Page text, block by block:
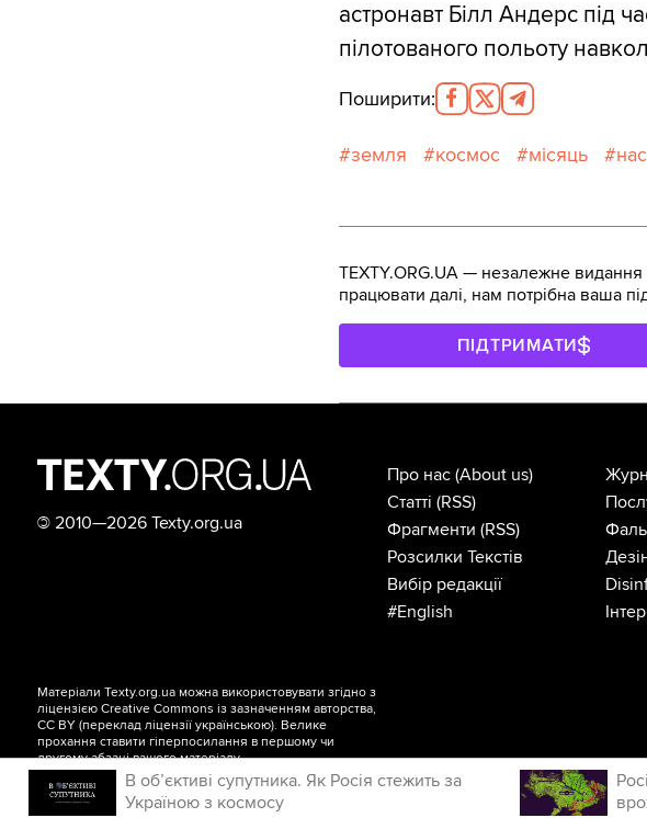
астронавт Білл Андерс під
пілотованого польоту
Поширити:
земля космос місяць
TEXTY.ORG.UA — незалежне
працювати далі, нам потрібна ваша
ПІДТРИМАТИ
В об’єктиві супутника. Як Росія стежить за
Україною з космосу
© 2010—2026 Texty.org.ua
Про нас (About us)
Статті (RSS)
Фрагменти (RSS)
Розсилки Текстів
Вибір редакції
#English
Матеріали Texty.org.ua можна використовувати згідно з
ліцензієюCreative Commons із зазначенням авторства,
CC BY (переклад ліцензіїукраїнською). Велике
прохання ставити гіперпосилання в першому чи
другому абзаці вашого матеріалу.